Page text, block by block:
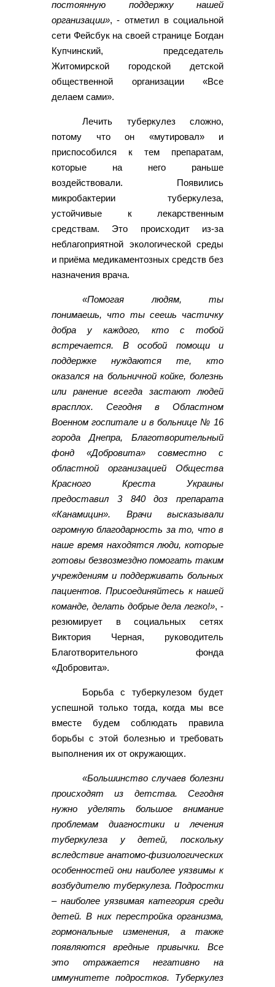
постоянную поддержку нашей
организации», - отметил в социальной
сети Фейсбук на своей странице Богдан
Купчинский, председатель
Житомирской городской детской
общественной организации «Все
делаем сами».
Лечить туберкулез сложно,
потому что он «мутировал» и
приспособился к тем препаратам,
которые на него раньше
воздействовали. Появились
микробактерии туберкулеза,
устойчивые к лекарственным
средствам. Это происходит из-за
неблагоприятной экологической среды
и приёма медикаментозных средств без
назначения врача.
«Помогая людям, ты
понимаешь, что ты сеешь частичку
добра у каждого, кто с тобой
встречается. В особой помощи и
поддержке нуждаются те, кто
оказался на больничной койке, болезнь
или ранение всегда застают людей
врасплох. Сегодня в Областном
Военном госпитале и в больнице № 16
города Днепра, Благотворительный
фонд «Добровита» совместно с
областной организацией Общества
Красного Креста Украины
предоставил 3 840 доз препарата
«Канамицин». Врачи высказывали
огромную благодарность за то, что в
наше время находятся люди, которые
готовы безвозмездно помогать таким
учреждениям и поддерживать больных
пациентов. Присоединяйтесь к нашей
команде, делать добрые дела легко!», -
резюмирует в социальных сетях
Виктория Черная, руководитель
Благотворительного фонда
«Добровита».
Борьба с туберкулезом будет
успешной только тогда, когда мы все
вместе будем соблюдать правила
борьбы с этой болезнью и требовать
выполнения их от окружающих.
«Большинство случаев болезни
происходят из детства. Сегодня
нужно уделять большое внимание
проблемам диагностики и лечения
туберкулеза у детей, поскольку
вследствие анатомо-физиологических
особенностей они наиболее уязвимы к
возбудителю туберкулеза. Подростки
– наиболее уязвимая категория среди
детей. В них перестройка организма,
гормональные изменения, а также
появляются вредные привычки. Все
это отражается негативно на
иммунитете подростков. Туберкулез